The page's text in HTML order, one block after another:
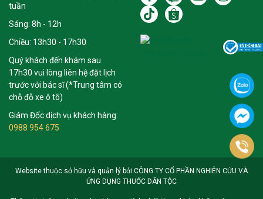
tuần
Sáng: 8h - 12h
Chiều: 13h30 - 17h30
Quý khách đến khám sau
17h30 vui lòng liên hệ đặt lịch
trước với bác sĩ (*Trung tâm có
chỗ đỗ xe ô tô)
Giám Đốc dịch vụ khách hàng:
0988 954 675
Website thuộc sở hữu và quản lý bởi CÔNG TY CỔ PHẦN NGHIÊN CỨU VÀ
ỨNG DỤNG THUỐC DÂN TỘC